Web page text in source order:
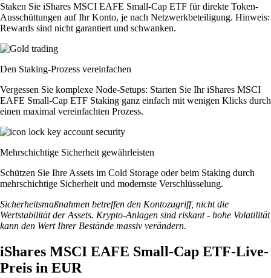
Staken Sie iShares MSCI EAFE Small-Cap ETF für direkte Token-
Ausschüttungen auf Ihr Konto, je nach Netzwerkbeteiligung. Hinweis:
Rewards sind nicht garantiert und schwanken.
Den Staking-Prozess vereinfachen
Vergessen Sie komplexe Node-Setups: Starten Sie Ihr iShares MSCI
EAFE Small-Cap ETF Staking ganz einfach mit wenigen Klicks durch
einen maximal vereinfachten Prozess.
Mehrschichtige Sicherheit gewährleisten
Schützen Sie Ihre Assets im Cold Storage oder beim Staking durch
mehrschichtige Sicherheit und modernste Verschlüsselung.
Sicherheitsmaßnahmen betreffen den Kontozugriff, nicht die
Wertstabilität der Assets. Krypto-Anlagen sind riskant - hohe Volatilität
kann den Wert Ihrer Bestände massiv verändern.
iShares MSCI EAFE Small-Cap ETF-Live-
Preis in EUR